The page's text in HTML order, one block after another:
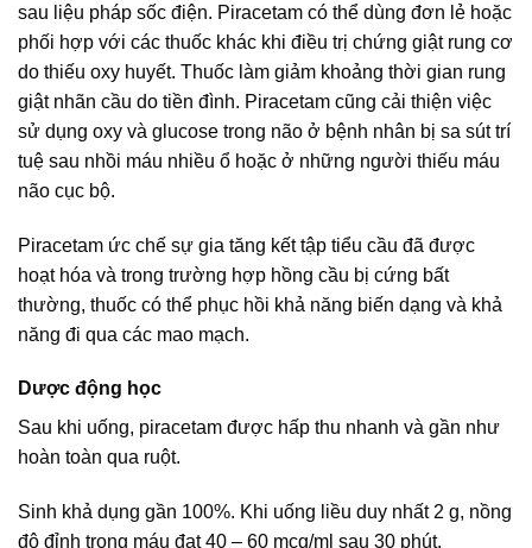
sau liệu pháp sốc điện. Piracetam có thể dùng đơn lẻ hoặc
phối hợp với các thuốc khác khi điều trị chứng giật rung cơ
do thiếu oxy huyết. Thuốc làm giảm khoảng thời gian rung
giật nhãn cầu do tiền đình. Piracetam cũng cải thiện việc
sử dụng oxy và glucose trong não ở bệnh nhân bị sa sút trí
tuệ sau nhồi máu nhiều ổ hoặc ở những người thiếu máu
não cục bộ.
Piracetam ức chế sự gia tăng kết tập tiểu cầu đã được
hoạt hóa và trong trường hợp hồng cầu bị cứng bất
thường, thuốc có thể phục hồi khả năng biến dạng và khả
năng đi qua các mao mạch.
Dược động học
Sau khi uống, piracetam được hấp thu nhanh và gần như
hoàn toàn qua ruột.
Sinh khả dụng gần 100%. Khi uống liều duy nhất 2 g, nồng
độ đỉnh trong máu đạt 40 – 60 mcg/ml sau 30 phút.